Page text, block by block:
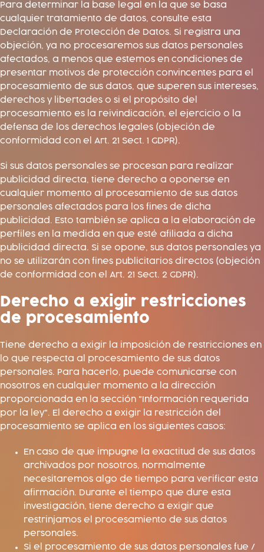
Para determinar la base legal en la que se basa
cualquier tratamiento de datos, consulte esta
Declaración de Protección de Datos. Si registra una
objeción, ya no procesaremos sus datos personales
afectados, a menos que estemos en condiciones de
presentar motivos de protección convincentes para el
procesamiento de sus datos, que superen sus intereses,
derechos y libertades o si el propósito del
procesamiento es la reivindicación, el ejercicio o la
defensa de los derechos legales (objeción de
conformidad con el Art. 21 Sect. 1 GDPR).
Si sus datos personales se procesan para realizar
publicidad directa, tiene derecho a oponerse en
cualquier momento al procesamiento de sus datos
personales afectados para los fines de dicha
publicidad. Esto también se aplica a la elaboración de
perfiles en la medida en que esté afiliada a dicha
publicidad directa. Si se opone, sus datos personales ya
no se utilizarán con fines publicitarios directos (objeción
de conformidad con el Art. 21 Sect. 2 GDPR).
Derecho a exigir restricciones
de procesamiento
Tiene derecho a exigir la imposición de restricciones en
lo que respecta al procesamiento de sus datos
personales. Para hacerlo, puede comunicarse con
nosotros en cualquier momento a la dirección
proporcionada en la sección "Información requerida
por la ley". El derecho a exigir la restricción del
procesamiento se aplica en los siguientes casos:
En caso de que impugne la exactitud de sus datos
archivados por nosotros, normalmente
necesitaremos algo de tiempo para verificar esta
afirmación. Durante el tiempo que dure esta
investigación, tiene derecho a exigir que
restrinjamos el procesamiento de sus datos
personales.
Si el procesamiento de sus datos personales fue /